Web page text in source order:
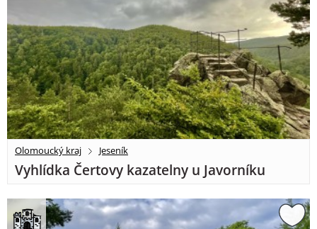
Olomoucký kraj Jeseník
Vyhlídka Čertovy kazatelny u Javorníku